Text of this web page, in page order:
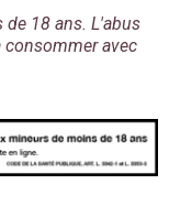
18 ans. L'abus
consommer avec